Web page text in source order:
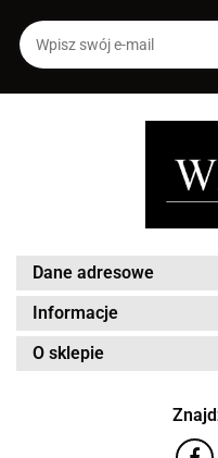
Dane adresowe
Informacje
O sklepie